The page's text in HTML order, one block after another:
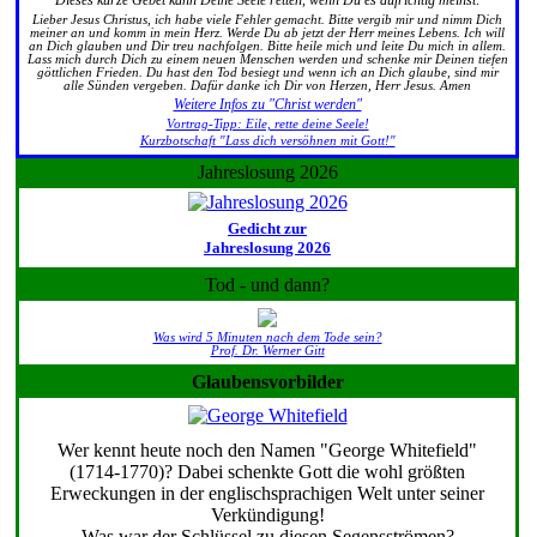
Lieber Jesus Christus, ich habe viele Fehler gemacht. Bitte vergib mir und nimm Dich
meiner an und komm in mein Herz. Werde Du ab jetzt der Herr meines Lebens. Ich will
an Dich glauben und Dir treu nachfolgen. Bitte heile mich und leite Du mich in allem.
Lass mich durch Dich zu einem neuen Menschen werden und schenke mir Deinen tiefen
göttlichen Frieden. Du hast den Tod besiegt und wenn ich an Dich glaube, sind mir
alle Sünden vergeben. Dafür danke ich Dir von Herzen, Herr Jesus. Amen
Weitere Infos zu "Christ werden"
Vortrag-Tipp: Eile, rette deine Seele!
Kurzbotschaft "Lass dich versöhnen mit Gott!"
Jahreslosung 2026
Gedicht zur
Jahreslosung 2026
Tod - und dann?
Was wird 5 Minuten nach dem Tode sein?
Prof. Dr. Werner Gitt
Glaubensvorbilder
Wer kennt heute noch den Namen "George Whitefield"
(1714-1770)? Dabei schenkte Gott die wohl größten
Erweckungen in der englischsprachigen Welt unter seiner
Verkündigung!